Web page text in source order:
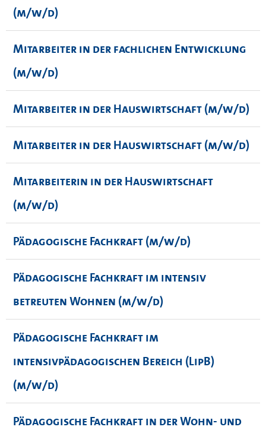
(m/w/d)
Mitarbeiter in der fachlichen Entwicklung
(m/w/d)
Mitarbeiter in der Hauswirtschaft (m/w/d)
Mitarbeiter in der Hauswirtschaft (m/w/d)
Mitarbeiterin in der Hauswirtschaft
(m/w/d)
Pädagogische Fachkraft (m/w/d)
Pädagogische Fachkraft im intensiv
betreuten Wohnen (m/w/d)
Pädagogische Fachkraft im
intensivpädagogischen Bereich (LipB)
(m/w/d)
Pädagogische Fachkraft in der Wohn- und